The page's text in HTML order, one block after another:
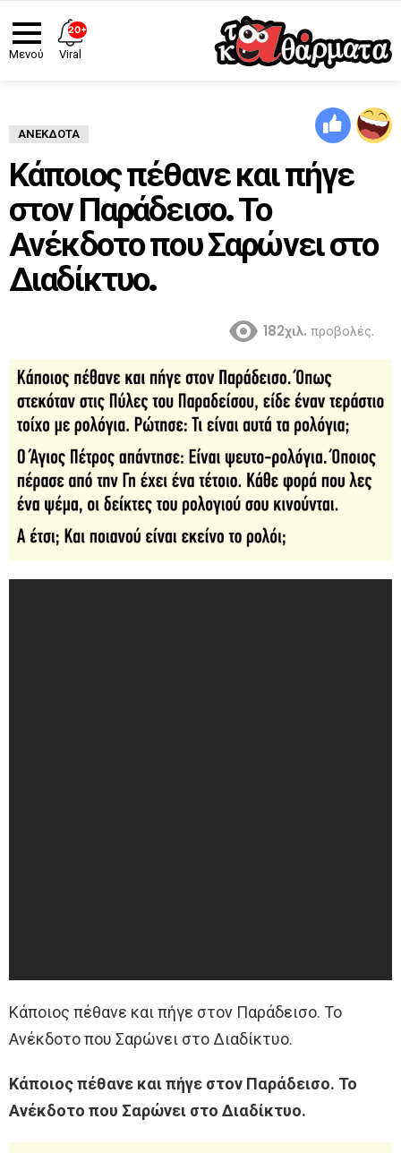
Μενού
ΑΝΈΚΔΟΤΑ
Κάποιος πέθανε και πήγε
στον Παράδεισο‌‌. Το
Ανέκδοτο που Σαρώνει στο
Διαδίκτυο.
182χιλ. προβολές.
Κάποιος πέθανε και πήγε στον Παράδεισο‌‌. Το
Ανέκδοτο που Σαρώνει στο Διαδίκτυο.
Κάποιος πέθανε και πήγε στον Παράδεισο‌‌. Το
Ανέκδοτο που Σαρώνει στο Διαδίκτυο.
20+
Viral